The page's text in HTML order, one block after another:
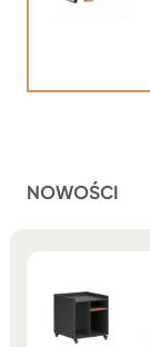
NOWOŚCI